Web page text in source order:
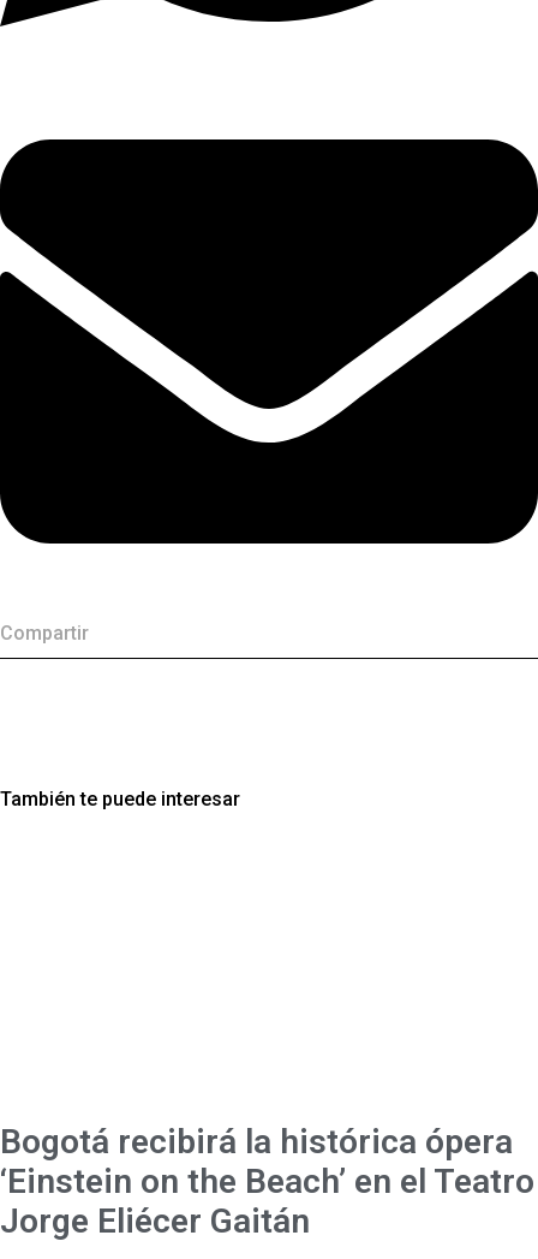
Compartir
También te puede interesar
Bogotá recibirá la histórica ópera
‘Einstein on the Beach’ en el Teatro
Jorge Eliécer Gaitán